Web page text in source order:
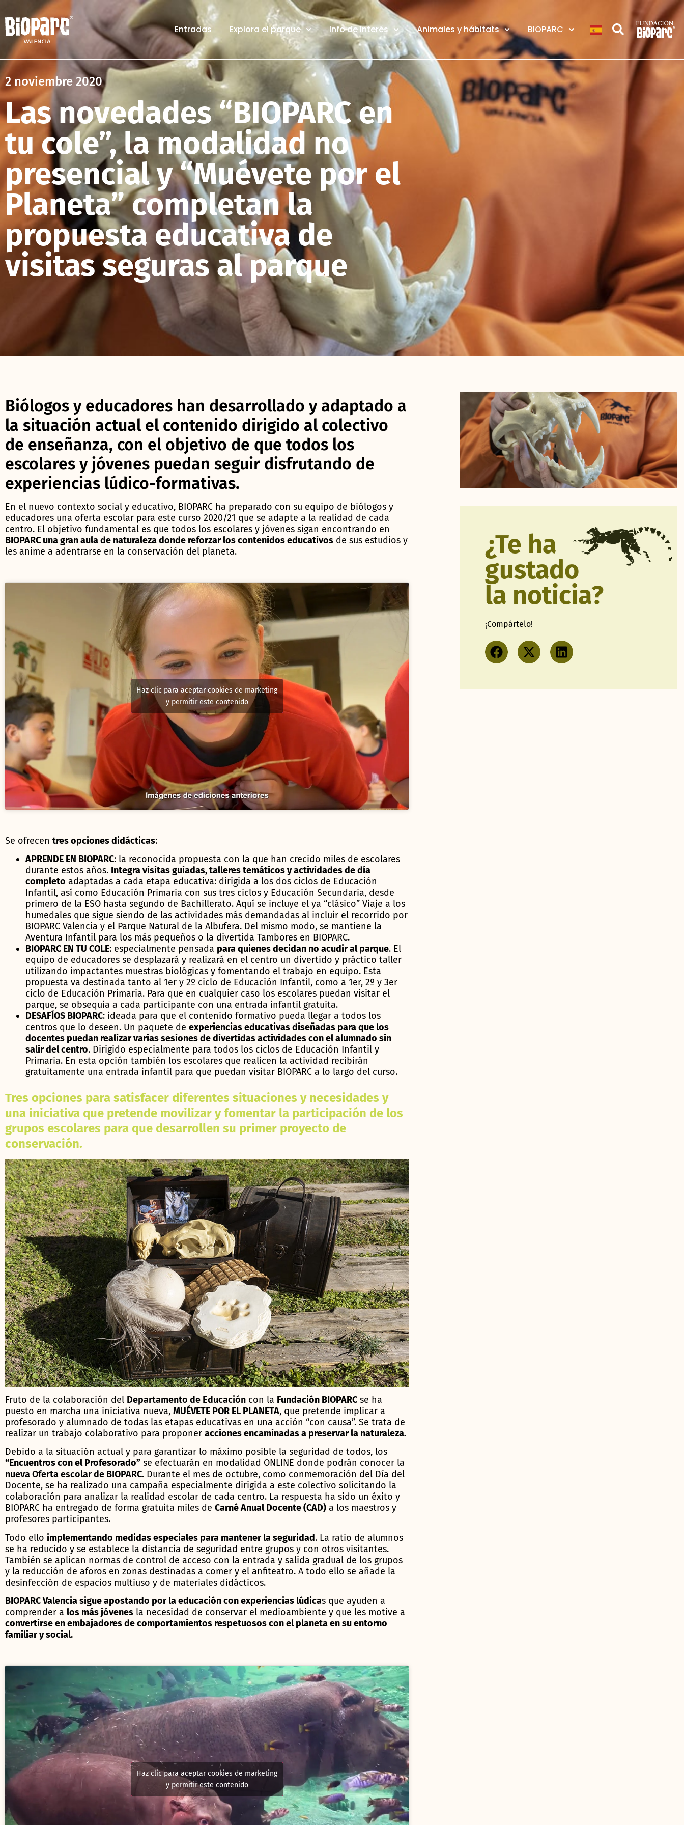
Entradas Explora el parque Info de interés Animales y hábitats BIOPARC
2 noviembre 2020
Las novedades “BIOPARC en
tu cole”, la modalidad no
presencial y “Muévete por el
Planeta” completan la
propuesta educativa de
visitas seguras al parque
Biólogos y educadores han desarrollado y adaptado a
la situación actual el contenido dirigido al colectivo
de enseñanza, con el objetivo de que todos los
escolares y jóvenes puedan seguir disfrutando de
experiencias lúdico-formativas.
En el nuevo contexto social y educativo, BIOPARC ha preparado con su equipo de biólogos y
educadores una oferta escolar para este curso 2020/21 que se adapte a la realidad de cada
centro. El objetivo fundamental es que todos los escolares y jóvenes sigan encontrando en
BIOPARC una gran aula de naturaleza donde reforzar los contenidos educativos de sus estudios y
les anime a adentrarse en la conservación del planeta.
Haz clic para aceptar cookies de marketing
y permitir este contenido
Se ofrecen tres opciones didácticas:
APRENDE EN BIOPARC: la reconocida propuesta con la que han crecido miles de escolares
durante estos años. Integra visitas guiadas, talleres temáticos y actividades de día
completo adaptadas a cada etapa educativa: dirigida a los dos ciclos de Educación
Infantil, así como Educación Primaria con sus tres ciclos y Educación Secundaria, desde
primero de la ESO hasta segundo de Bachillerato. Aquí se incluye el ya “clásico” Viaje a los
humedales que sigue siendo de las actividades más demandadas al incluir el recorrido por
BIOPARC Valencia y el Parque Natural de la Albufera. Del mismo modo, se mantiene la
Aventura Infantil para los más pequeños o la divertida Tambores en BIOPARC.
BIOPARC EN TU COLE: especialmente pensada para quienes decidan no acudir al parque. El
equipo de educadores se desplazará y realizará en el centro un divertido y práctico taller
utilizando impactantes muestras biológicas y fomentando el trabajo en equipo. Esta
propuesta va destinada tanto al 1er y 2º ciclo de Educación Infantil, como a 1er, 2º y 3er
ciclo de Educación Primaria. Para que en cualquier caso los escolares puedan visitar el
parque, se obsequia a cada participante con una entrada infantil gratuita.
DESAFÍOS BIOPARC: ideada para que el contenido formativo pueda llegar a todos los
centros que lo deseen. Un paquete de experiencias educativas diseñadas para que los
docentes puedan realizar varias sesiones de divertidas actividades con el alumnado sin
salir del centro. Dirigido especialmente para todos los ciclos de Educación Infantil y
Primaria. En esta opción también los escolares que realicen la actividad recibirán
gratuitamente una entrada infantil para que puedan visitar BIOPARC a lo largo del curso.
Tres opciones para satisfacer diferentes situaciones y necesidades y
una iniciativa que pretende movilizar y fomentar la participación de los
grupos escolares para que desarrollen su primer proyecto de
conservación.
Fruto de la colaboración del Departamento de Educación con la Fundación BIOPARC se ha
puesto en marcha una iniciativa nueva, MUÉVETE POR EL PLANETA, que pretende implicar a
profesorado y alumnado de todas las etapas educativas en una acción “con causa”. Se trata de
realizar un trabajo colaborativo para proponer acciones encaminadas a preservar la naturaleza.
Debido a la situación actual y para garantizar lo máximo posible la seguridad de todos, los
“Encuentros con el Profesorado” se efectuarán en modalidad ONLINE donde podrán conocer la
nueva Oferta escolar de BIOPARC. Durante el mes de octubre, como conmemoración del Día del
Docente, se ha realizado una campaña especialmente dirigida a este colectivo solicitando la
colaboración para analizar la realidad escolar de cada centro. La respuesta ha sido un éxito y
BIOPARC ha entregado de forma gratuita miles de Carné Anual Docente (CAD) a los maestros y
profesores participantes.
Todo ello implementando medidas especiales para mantener la seguridad. La ratio de alumnos
se ha reducido y se establece la distancia de seguridad entre grupos y con otros visitantes.
También se aplican normas de control de acceso con la entrada y salida gradual de los grupos
y la reducción de aforos en zonas destinadas a comer y el anfiteatro. A todo ello se añade la
desinfección de espacios multiuso y de materiales didácticos.
BIOPARC Valencia sigue apostando por la educación con experiencias lúdicas que ayuden a
comprender a los más jóvenes la necesidad de conservar el medioambiente y que les motive a
convertirse en embajadores de comportamientos respetuosos con el planeta en su entorno
familiar y social.
Haz clic para aceptar cookies de marketing
y permitir este contenido
¿Te ha
gustado
la noticia?
¡Compártelo!